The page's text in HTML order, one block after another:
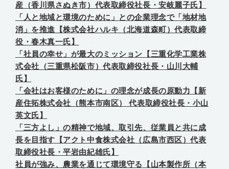
産（香川県さぬき市）代表取締役社長・安岐麗子氏】
「人と地域と環境のために」との企業理念で「地材地
消」を推進【株式会社ハルキ（北海道森町）代表取締
役・春木真一氏】
「社員の幸せ」が最大のミッション【三重化学工業株
式会社（三重県松阪市）代表取締役社長・山川大輔
氏】
「会社はお客様のために」の理念が成長の原動力【新
産住拓株式会社（熊本市南区） 代表取締役社長・小山
英文氏】
「三方よし」の精神で地域、取引先、従業員と共に成
長を目指す【アクト中食株式会社（広島市西区）代表
取締役社長・平岩由紀雄氏】
社員が強み、農業を通じて環境守る【山本製作所（本